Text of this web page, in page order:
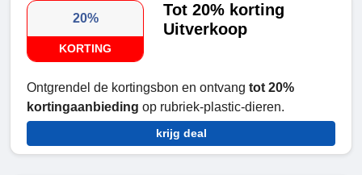
20%
KORTING
Tot 20% korting
Uitverkoop
Ontgrendel de kortingsbon en ontvang tot 20%
kortingaanbieding op rubriek-plastic-dieren.
krijg deal